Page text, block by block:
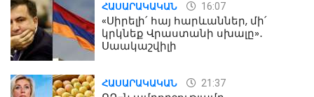
ՀԱՍԱՐԱԿԱԿԱՆ 16:07
«Սիրելի՛ հայ հարևաններ, մի՛
կրկնեք Վրաստանի սխալը»․
Սաակաշվիլի
ՀԱՍԱՐԱԿԱԿԱՆ 21:37